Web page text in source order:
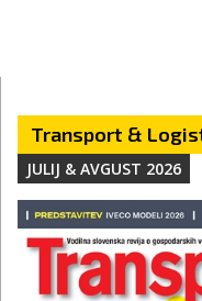
Transport &
JULIJ & AVGUST 2026